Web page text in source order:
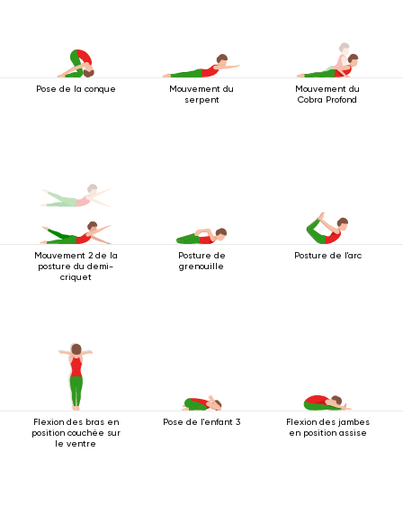
Pose de la conque
Mouvement du
serpent
Mouvement du
Cobra Profond
Mouvement 2 de la
posture du demi-
criquet
Posture de
grenouille
Posture de l'arc
Flexion des bras en
position couchée sur
le ventre
Pose de l'enfant 3
Flexion des jambes
en position assise